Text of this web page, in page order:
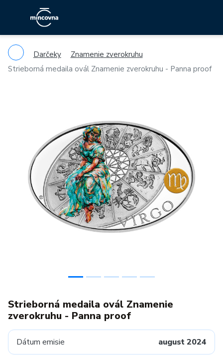
Darčeky
Znamenie zverokruhu
Strieborná medaila ovál Znamenie zverokruhu - Panna proof
Previous
Strieborná medaila ovál Znamenie
zverokruhu - Panna proof
Dátum emisie august 2024